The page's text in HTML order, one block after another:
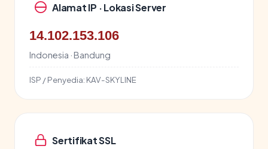
Alamat IP · Lokasi Server
14.102.153.106
Indonesia · Bandung
ISP / Penyedia: KAV-SKYLINE
Sertifikat SSL